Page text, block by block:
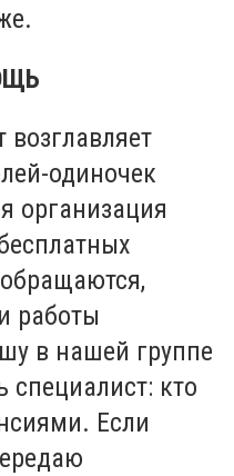
одиночек
организация
работы
в нашей группе
специалист: кто
Если